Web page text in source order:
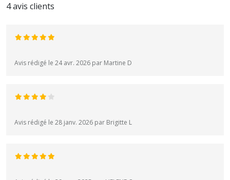
4 avis clients
Avis rédigé le 24 avr. 2026 par Martine D
Avis rédigé le 28 janv. 2026 par Brigitte L